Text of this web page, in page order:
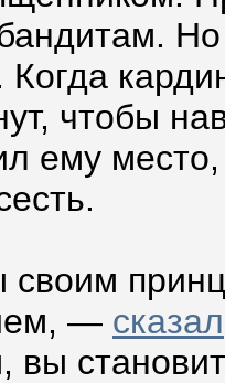
Когда
чтобы
ему
— сказал
вы